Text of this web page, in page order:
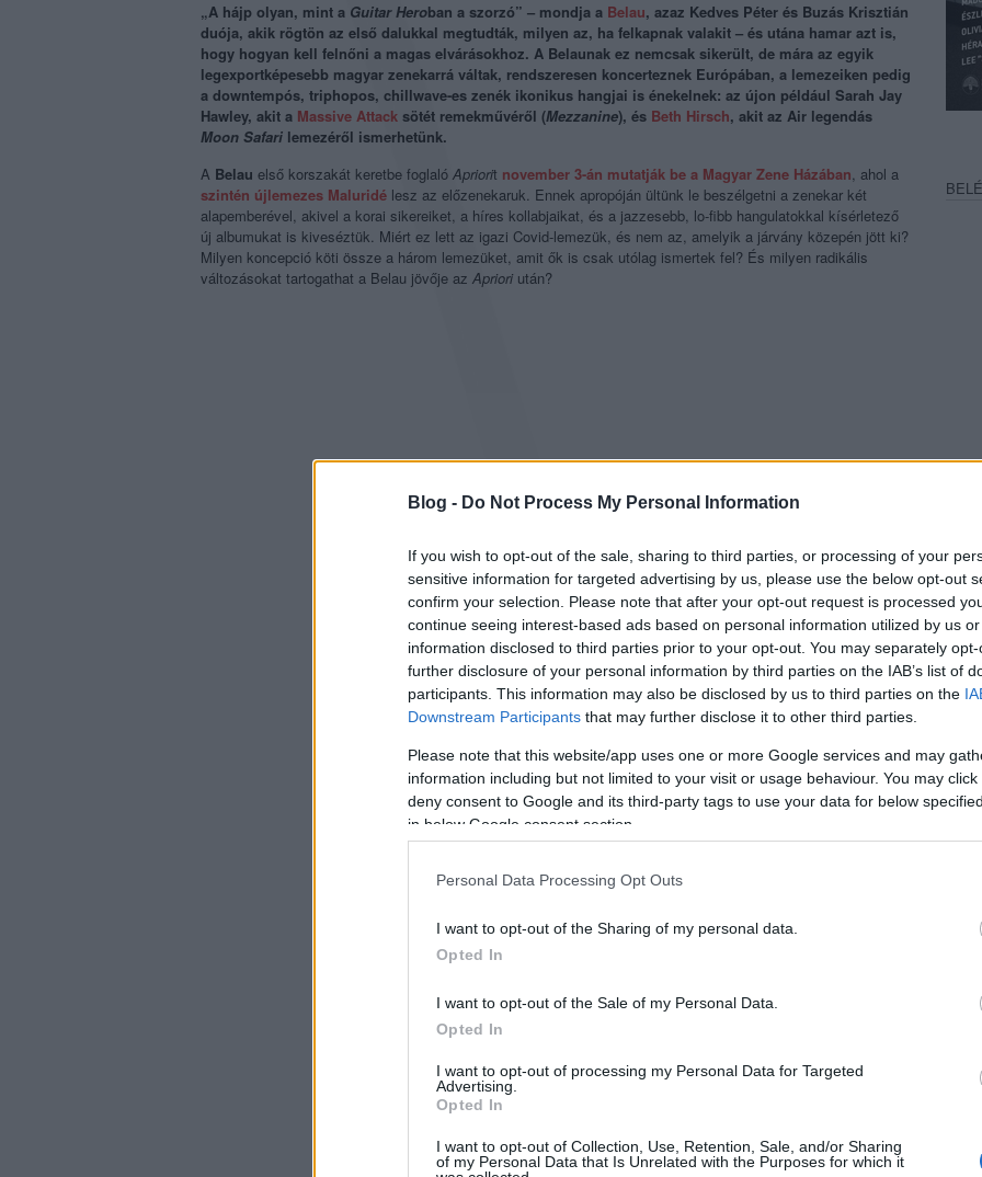
Blog - Do Not Process My Personal Information
If you wish to opt-out of the sale, sharing to third parties, or processing of your
sensitive information for targeted advertising by us, please use the below opt-out
confirm your selection. Please note that after your opt-out request is processed
continue seeing interest-based ads based on personal information utilized by us
information disclosed to third parties prior to your opt-out. You may separately
further disclosure of your personal information by third parties on the IAB’s list of
participants. This information may also be disclosed by us to third parties on the
Downstream Participants that may further disclose it to other third parties.
Please note that this website/app uses one or more Google services and may
information including but not limited to your visit or usage behaviour. You may
deny consent to Google and its third-party tags to use your data for below
in below Google consent section.
Personal Data Processing Opt Outs
I want to opt-out of the Sharing of my personal data.
Opted In
I want to opt-out of the Sale of my Personal Data.
Opted In
I want to opt-out of processing my Personal Data for Targeted
Advertising.
Opted In
I want to opt-out of Collection, Use, Retention, Sale, and/or Sharing
of my Personal Data that Is Unrelated with the Purposes for which it
„A hájp olyan, mint a Guitar Heroban a szorzó” – mondja a Belau, azaz Kedves Péter és Buzás Krisztián
duója, akik rögtön az első dalukkal megtudták, milyen az, ha felkapnak valakit – és utána hamar azt is,
hogy hogyan kell felnőni a magas elvárásokhoz. A Belaunak ez nemcsak sikerült, de mára az egyik
legexportképesebb magyar zenekarrá váltak, rendszeresen koncerteznek Európában, a lemezeiken pedig
a downtempós, triphopos, chillwave-es zenék ikonikus hangjai is énekelnek: az újon például Sarah Jay
Hawley, akit a Massive Attack sötét remekművéről (Mezzanine), és Beth Hirsch, akit az Air legendás
Moon Safari lemezéről ismerhetünk.
A Belau első korszakát keretbe foglaló Apriorit november 3-án mutatják be a Magyar Zene Házában, ahol a
szintén újlemezes Maluridé lesz az előzenekaruk. Ennek apropóján ültünk le beszélgetni a zenekar két
alapemberével, akivel a korai sikereiket, a híres kollabjaikat, és a jazzesebb, lo-fibb hangulatokkal kísérletező
új albumukat is kiveséztük. Miért ez lett az igazi Covid-lemezük, és nem az, amelyik a járvány közepén jött ki?
Milyen koncepció köti össze a három lemezüket, amit ők is csak utólag ismertek fel? És milyen radikális
változásokat tartogathat a Belau jövője az Apriori után?